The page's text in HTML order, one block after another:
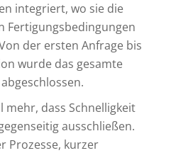
integriert, wo sie die
Fertigungsbedingungen
der ersten Anfrage bis
wurde das gesamte
mehr, dass Schnelligkeit
ausschließen.
Prozesse, kurzer